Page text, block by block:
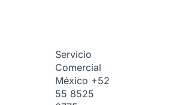
Servicio
Comercial
México +52
55 8525